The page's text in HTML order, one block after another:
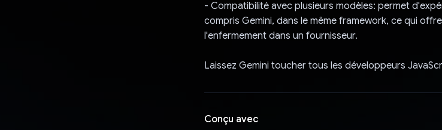
- Compatibilité avec plusieurs modèles: permet
compris Gemini, dans le même framework, ce qui
l'enfermement dans un fournisseur.
Laissez Gemini toucher tous les développeurs
Conçu avec